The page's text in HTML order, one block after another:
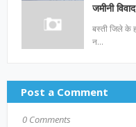
जमीनी
बस्ती जिले के
न…
Post a Comment
0 Comments